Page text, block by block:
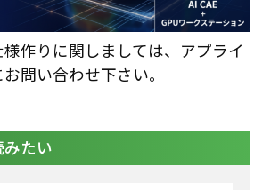
作りに関しましては、アプライ
問い合わせ下さい。
たい